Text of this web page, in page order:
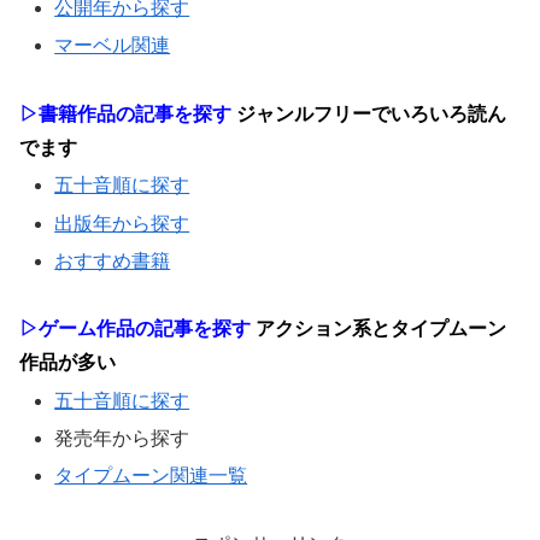
公開年から探す
マーベル関連
▷書籍作品の記事を探す ジャンルフリーでいろいろ読ん
でます
五十音順に探す
出版年から探す
おすすめ書籍
▷ゲーム作品の記事を探す アクション系とタイプムーン
作品が多い
五十音順に探す
発売年から探す
タイプムーン関連一覧